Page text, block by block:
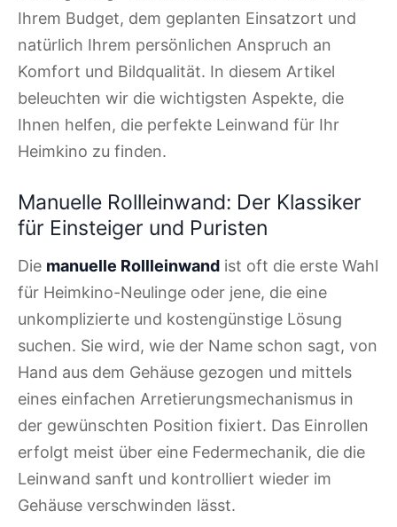
Ihrem Budget, dem geplanten Einsatzort und
natürlich Ihrem persönlichen Anspruch an
Komfort und Bildqualität. In diesem Artikel
beleuchten wir die wichtigsten Aspekte, die
Ihnen helfen, die perfekte Leinwand für Ihr
Heimkino zu finden.
Manuelle Rollleinwand: Der Klassiker
für Einsteiger und Puristen
Die manuelle Rollleinwand ist oft die erste Wahl
für Heimkino-Neulinge oder jene, die eine
unkomplizierte und kostengünstige Lösung
suchen. Sie wird, wie der Name schon sagt, von
Hand aus dem Gehäuse gezogen und mittels
eines einfachen Arretierungsmechanismus in
der gewünschten Position fixiert. Das Einrollen
erfolgt meist über eine Federmechanik, die die
Leinwand sanft und kontrolliert wieder im
Gehäuse verschwinden lässt.